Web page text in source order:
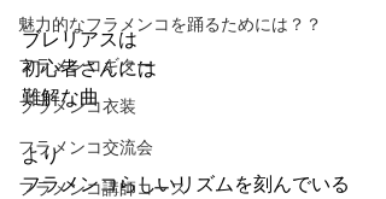
魅力的なフラメンコを踊るためには？？
フラメンコギター
フラメンコ衣装
フラメンコ交流会
フラメンコ講師コース
ブレリアスは
初心者さんには
難解な曲
より
フラメンコらしいリズムを刻んでいる